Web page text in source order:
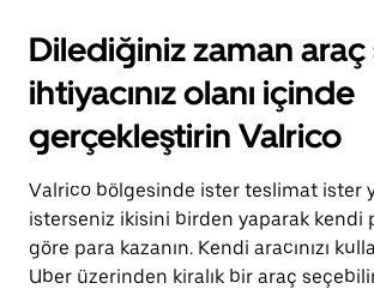
Dilediğiniz zaman araç
ihtiyacınız olanı içinde
gerçekleştirin Valrico
Valrico bölgesinde ister teslimat ister
isterseniz ikisini birden yaparak kendi
göre para kazanın. Kendi aracınızı
Uber üzerinden kiralık bir araç